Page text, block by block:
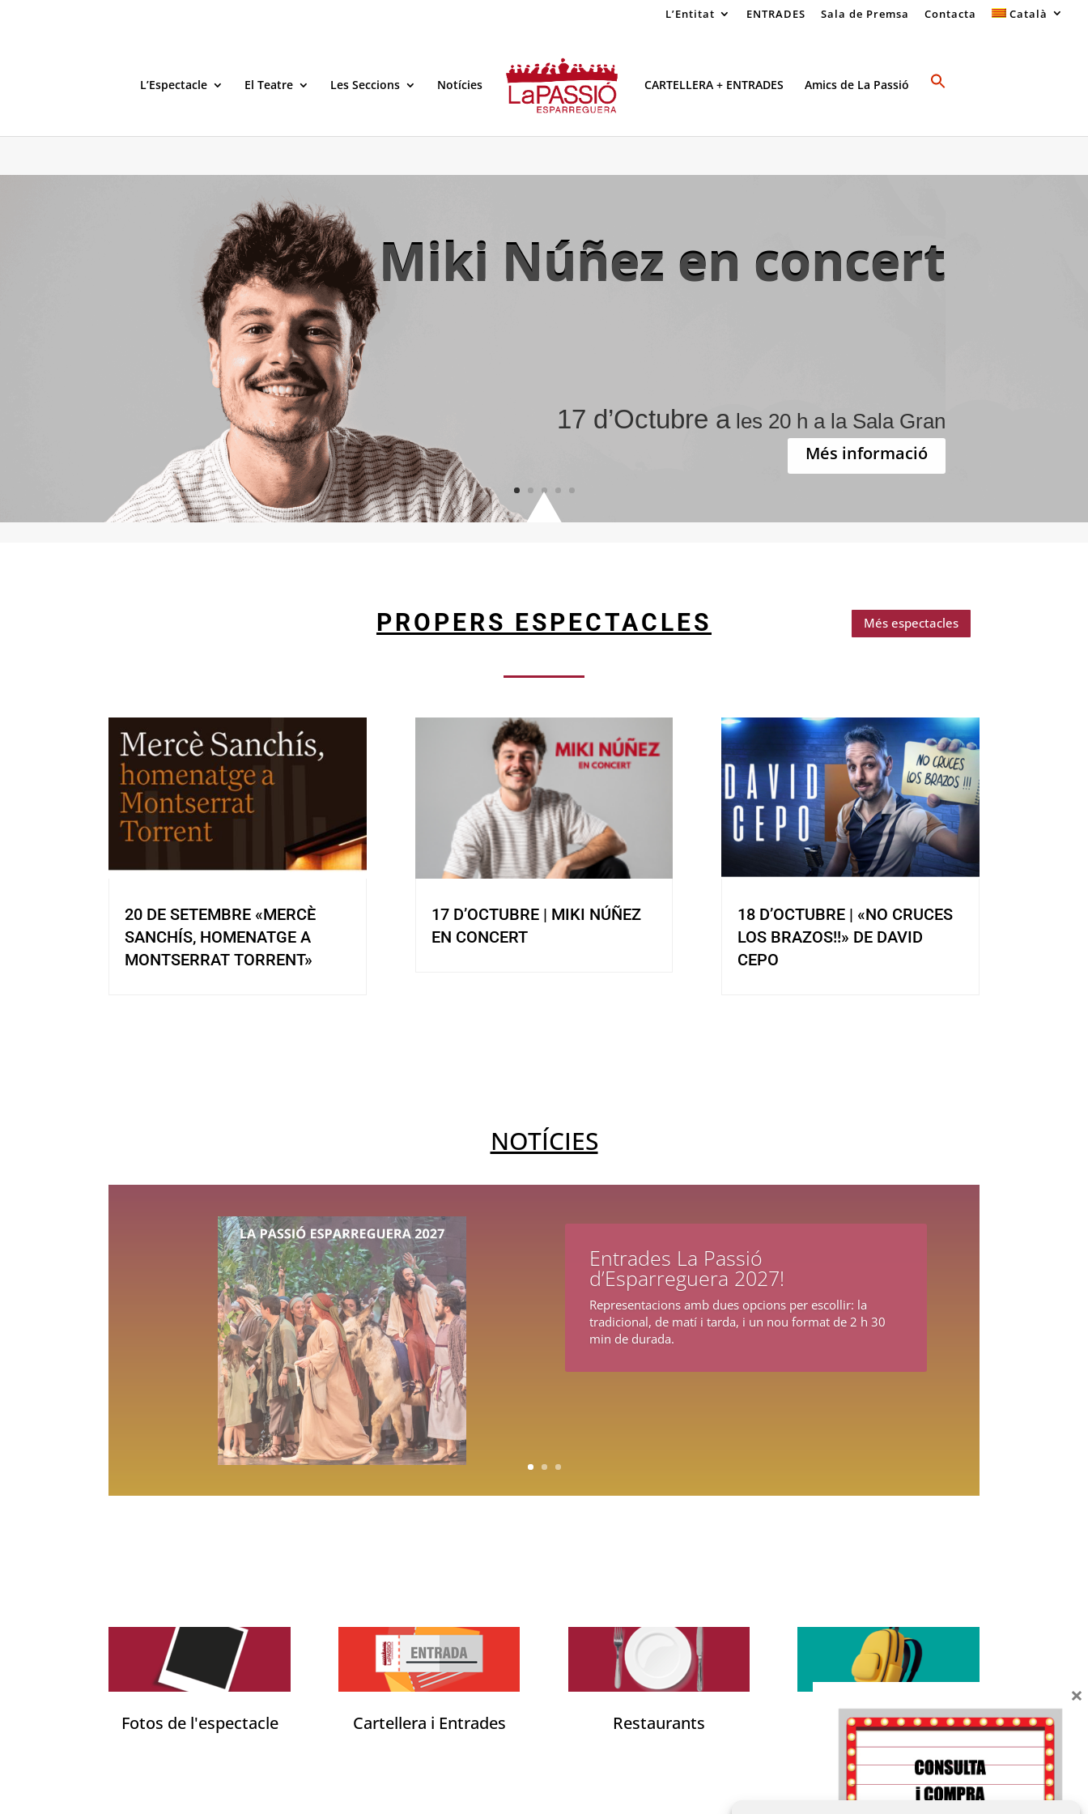
L’Entitat ENTRADES Sala de Premsa Contacta Català
L’Espectacle El Teatre Les Seccions Notícies CARTELLERA + ENTRADES Amics de La Passió
Miki Núñez en concert
17 d’Octubre ales 20 h a la Sala Gran
Més informació
PROPERS ESPECTACLES Més espectacles
20 DE SETEMBRE «MERCÈ
SANCHÍS, HOMENATGE A
MONTSERRAT TORRENT»
17 D’OCTUBRE | MIKI NÚÑEZ
EN CONCERT
18 D’OCTUBRE | «NO CRUCES
LOS BRAZOS!!» DE DAVID
CEPO
NOTÍCIES
Entrades La Passió
d’Esparreguera 2027!
Representacions amb dues opcions per escollir: la
tradicional, de matí i tarda, i un nou format de 2 h 30
min de durada.
Fotos de l'espectacle Cartellera i Entrades Restaurants Lleure i Dormir
×